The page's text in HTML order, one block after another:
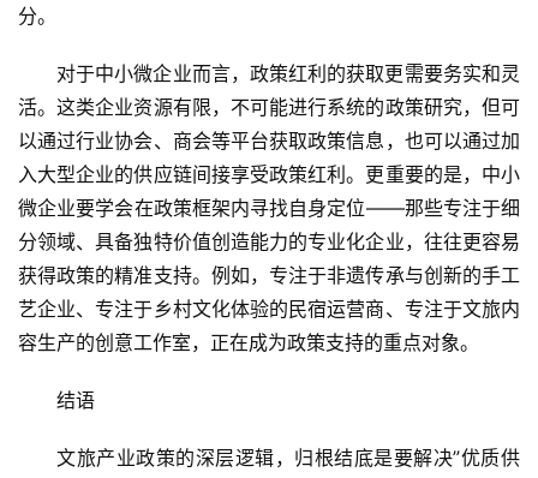
分。
对于中小微企业而言，政策红利的获取更需要务实和灵
活。这类企业资源有限，不可能进行系统的政策研究，但可
以通过行业协会、商会等平台获取政策信息，也可以通过加
入大型企业的供应链间接享受政策红利。更重要的是，中小
微企业要学会在政策框架内寻找自身定位——那些专注于细
分领域、具备独特价值创造能力的专业化企业，往往更容易
获得政策的精准支持。例如，专注于非遗传承与创新的手工
艺企业、专注于乡村文化体验的民宿运营商、专注于文旅内
容生产的创意工作室，正在成为政策支持的重点对象。
结语
文旅产业政策的深层逻辑，归根结底是要解决”优质供